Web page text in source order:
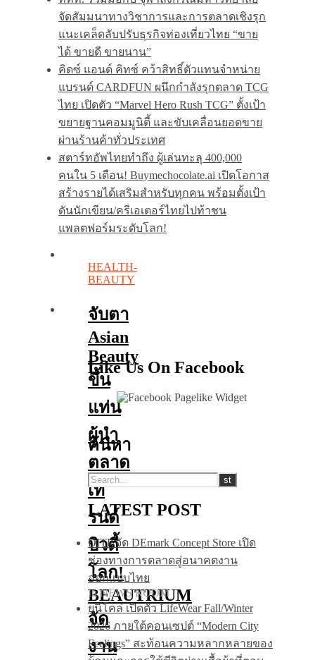
จัดสัมมนาทางวิชาการและการตลาดเชิงรุก
แนะเคล็ดลับปรับธุรกิจท่องเที่ยวไทย “ขาย
ได้ ขายดี ขายนาน”
คิดซ์ แอนด์ คิทซ์ คว้าสิทธิ์ตัวแทนจำหน่าย
แบรนด์ CARDFUN ผนึกกำลังรุกตลาด TCG
ไทย เปิดตัว “Marvel Hero Rush TCG” ตั้งเป้า
ขยายฐานคอมมูนิตี้ และขับเคลื่อนยอดขาย
ผ่านร้านค้าทั่วประเทศ
สตาร์ทอัพไทยทำถึง ผู้เล่นทะลุ 400,000
คนใน 5 เดือน! Buymechocolate.ai เปิดโอกาส
สร้างรายได้เสริมสำหรับทุกคน พร้อมตั้งเป้า
ดันนักเขียน/ครีเอเตอร์ไทยไปท้าชน
แพลตฟอร์มระดับโลก!
HEALTH-
BEAUTY
จับตา
Asian
Beauty
ขึ้น
แท่น
ผู้นำ
ตลาด
เท
รนด์
บิวตี้
โลก!
BEAUTRIUM
จัด
งาน
Like Us On Facebook
ค้นหา
LATEST POST
DITP จัด DEmark Concept Store เปิด
ช่องทางการตลาดสู่อนาคตงาน
ออกแบบไทย
In NEWS ROOM
ยูนิโคล่ เปิดตัว LifeWear Fall/Winter
2026 ภายใต้คอนเซปต์ “Modern City
Feelings” สะท้อนความหลากหลายของ